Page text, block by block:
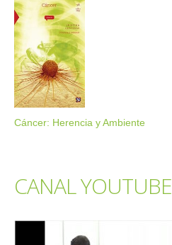
Cáncer: Herencia y Ambiente
CANAL YOUTUBE